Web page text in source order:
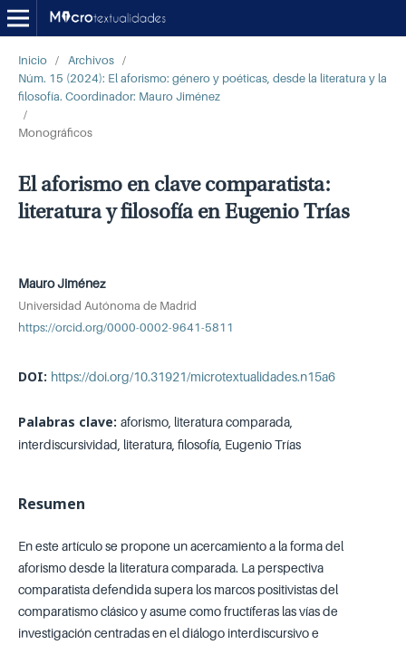
Inicio / Archivos /
Núm. 15 (2024): El aforismo: género y poéticas, desde la literatura y la
filosofía. Coordinador: Mauro Jiménez
/
Monográficos
El aforismo en clave comparatista:
literatura y filosofía en Eugenio Trías
Mauro Jiménez
Universidad Autónoma de Madrid
https://orcid.org/0000-0002-9641-5811
DOI: https://doi.org/10.31921/microtextualidades.n15a6
Palabras clave: aforismo, literatura comparada,
interdiscursividad, literatura, filosofía, Eugenio Trías
Resumen
En este artículo se propone un acercamiento a la forma del
aforismo desde la literatura comparada. La perspectiva
comparatista defendida supera los marcos positivistas del
comparatismo clásico y asume como fructíferas las vías de
investigación centradas en el diálogo interdiscursivo e